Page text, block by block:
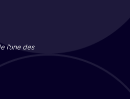
l’une des